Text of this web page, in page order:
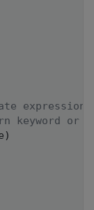
keyword or
)